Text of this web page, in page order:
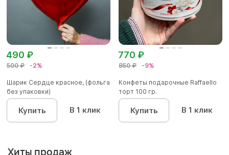
500 ₽ -2%
490 ₽
Шарик Сердце красное, (фольга
без упаковки)
Купить В 1 клик
850 ₽ -9%
770 ₽
Конфеты подарочные Raffaello
торт 100 гр.
Купить В 1 клик
Хиты продаж